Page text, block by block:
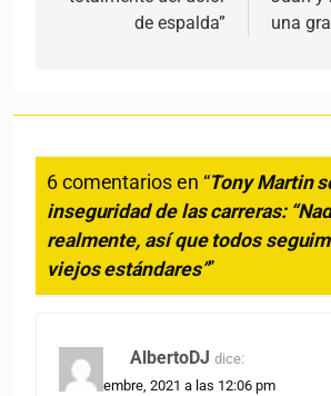
de espalda”
una
6 comentarios en “Tony Martin
inseguridad de las carreras:
realmente, así que todos
viejos estándares””
AlbertoDJ dice:
23 noviembre, 2021 a las 12:06 pm